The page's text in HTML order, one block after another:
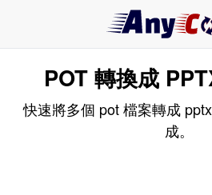
POT 轉換成
快速將多個 pot 檔案轉成
成。